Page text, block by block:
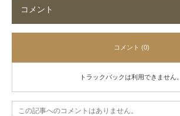
コメント
コメント (0)
トラックバックは利用できません。
この記事へのコメントはありません。